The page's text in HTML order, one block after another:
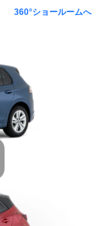
360°ショールームへ